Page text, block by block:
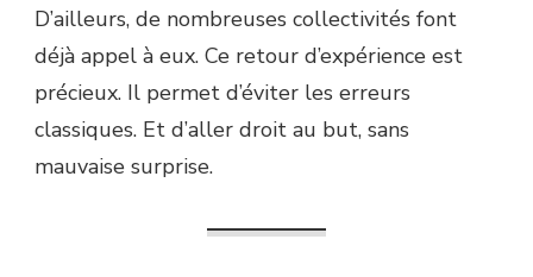
D’ailleurs, de nombreuses collectivités font
déjà appel à eux. Ce retour d’expérience est
précieux. Il permet d’éviter les erreurs
classiques. Et d’aller droit au but, sans
mauvaise surprise.